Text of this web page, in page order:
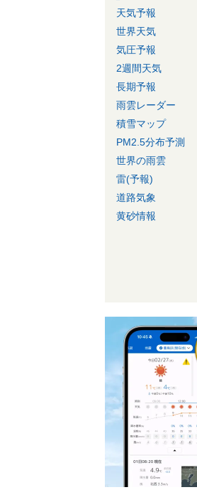
天気予報
世界天気
気圧予報
2週間天気
長期予報
雨雲レーダー
積雪マップ
PM2.5分布予測
世界の雨雲
雷(予報)
道路気象
黄砂情報